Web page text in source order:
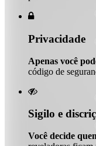

Privacidade
Apenas você
código de

Sigilo e
Você decide